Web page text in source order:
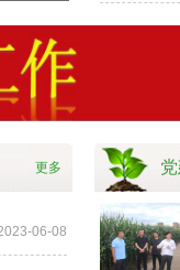
风采 载誉前
新程 —...
更多
06-08